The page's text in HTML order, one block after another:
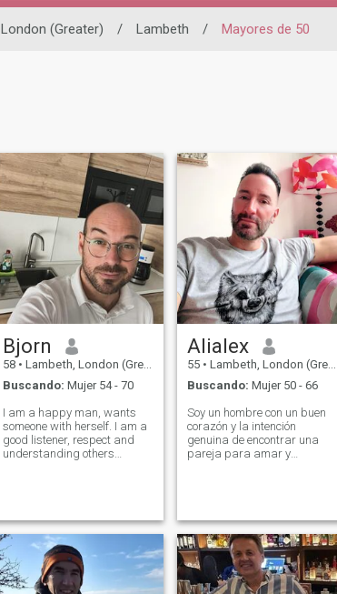
London (Greater) / Lambeth / Mayores de 50
Bjorn
58 • Lambeth, London (Greater), Reino Unido
Buscando: Mujer 54 - 70
I am a happy man, wants
someone with herself. I am a
good listener, respect and
understanding others
glass champagne. I like spa
massage, road
Alialex
55 • Lambeth, London (Greater), Reino Unido
Buscando: Mujer 50 - 66
Soy un hombre con un buen
corazón y la intención
genuina de encontrar una
pareja para amar y
cariñoso, atento y generoso
que quiere dar todo el amor
de mi corazón a mi pareja y
amar completamente